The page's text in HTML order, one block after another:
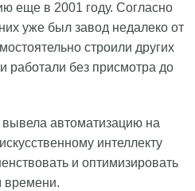
еще в 2001 году. Согласно
уже был завод недалеко от
строили других
работали без присмотра до
автоматизацию на
интеллекту
и оптимизировать
времени.